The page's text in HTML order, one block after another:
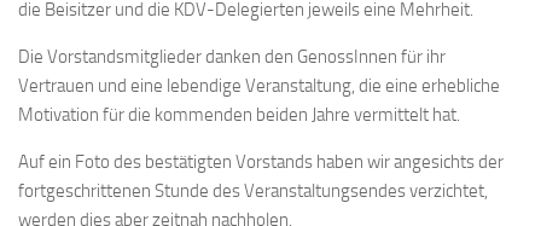
die Beisitzer und die KDV-Delegierten jeweils eine Mehrheit.
Die Vorstandsmitglieder danken den GenossInnen für ihr
Vertrauen und eine lebendige Veranstaltung, die eine erhebliche
Motivation für die kommenden beiden Jahre vermittelt hat.
Auf ein Foto des bestätigten Vorstands haben wir angesichts der
fortgeschrittenen Stunde des Veranstaltungsendes verzichtet,
werden dies aber zeitnah nachholen.